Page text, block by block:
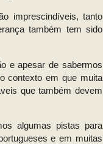
imprescindíveis, tanto
também tem sido
e apesar de sabermos
contexto em que muita
que também devem
algumas pistas para
e em muitas